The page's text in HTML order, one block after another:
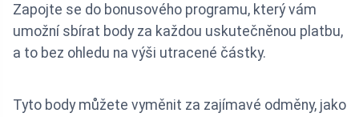
Zapojte se do bonusového programu, který vám
umožní sbírat body za každou uskutečněnou platbu,
a to bez ohledu na výši utracené částky.
Tyto body můžete vyměnit za zajímavé odměny, jako